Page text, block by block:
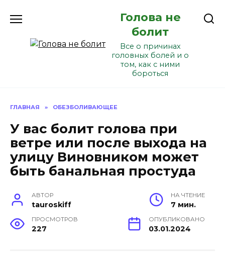
Голова не
болит
Все о причинах
головных болей и о
том, как с ними
бороться
ГЛАВНАЯ » ОБЕЗБОЛИВАЮЩЕЕ
У вас болит голова при
ветре или после выхода на
улицу Виновником может
быть банальная простуда
АВТОР
tauroskiff
НА ЧТЕНИЕ
7 мин.
ПРОСМОТРОВ
227
ОПУБЛИКОВАНО
03.01.2024